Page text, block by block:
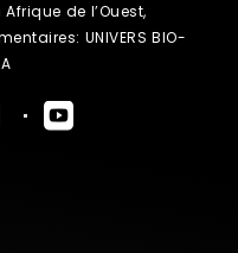
de l’Ouest,
UNIVERS BIO-